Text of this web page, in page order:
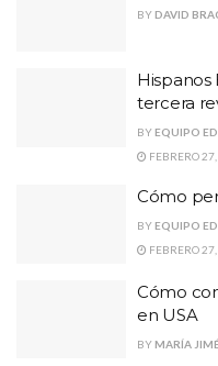
BY DAVID
Hispanos
tercera
BY EQUIPO
FEBRERO
Cómo
BY EQUIPO
FEBRERO
Cómo
en USA
BY MARÍA